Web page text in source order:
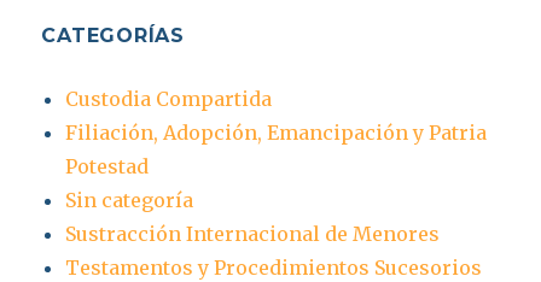
CATEGORÍAS
Custodia Compartida
Filiación, Adopción, Emancipación y Patria
Potestad
Sin categoría
Sustracción Internacional de Menores
Testamentos y Procedimientos Sucesorios